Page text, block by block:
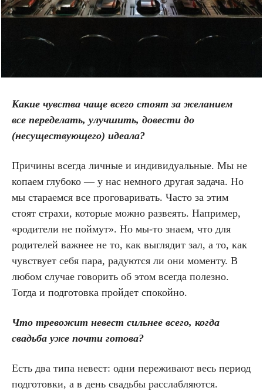
Какие чувства чаще всего стоят за желанием
все переделать, улучшить, довести до
(несуществующего) идеала?
Причины всегда личные и индивидуальные. Мы не
копаем глубоко — у нас немного другая задача. Но
мы стараемся все проговаривать. Часто за этим
стоят страхи, которые можно развеять. Например,
«родители не поймут». Но мы-то знаем, что для
родителей важнее не то, как выглядит зал, а то, как
чувствует себя пара, радуются ли они моменту. В
любом случае говорить об этом всегда полезно.
Тогда и подготовка пройдет спокойно.
Что тревожит невест сильнее всего, когда
свадьба уже почти готова?
Есть два типа невест: одни переживают весь период
подготовки, а в день свадьбы расслабляются.